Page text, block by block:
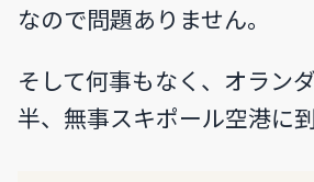
なので問題ありません。
そして何事もなく、オラン
半、無事スキポール空港に